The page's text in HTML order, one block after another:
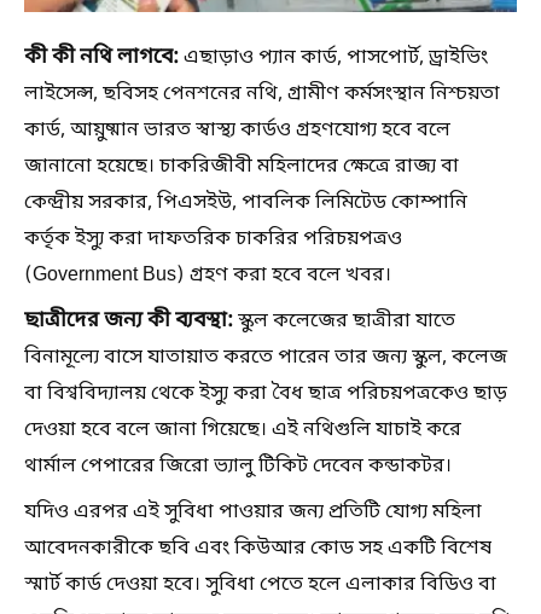
কী কী নথি লাগবে:এছাড়াও প্যান কার্ড, পাসপোর্ট, ড্রাইভিং
লাইসেন্স, ছবিসহ পেনশনের নথি, গ্রামীণ কর্মসংস্থান নিশ্চয়তা
কার্ড, আয়ুষ্মান ভারত স্বাস্থ্য কার্ডও গ্রহণযোগ্য হবে বলে
জানানো হয়েছে। চাকরিজীবী মহিলাদের ক্ষেত্রে রাজ্য বা
কেন্দ্রীয় সরকার, পিএসইউ, পাবলিক লিমিটেড কোম্পানি
কর্তৃক ইস্যু করা দাফতরিক চাকরির পরিচয়পত্রও
(Government Bus) গ্রহণ করা হবে বলে খবর।
ছাত্রীদের জন্য কী ব্যবস্থা:স্কুল কলেজের ছাত্রীরা যাতে
বিনামূল্যে বাসে যাতায়াত করতে পারেন তার জন্য স্কুল, কলেজ
বা বিশ্ববিদ্যালয় থেকে ইস্যু করা বৈধ ছাত্র পরিচয়পত্রকেও ছাড়
দেওয়া হবে বলে জানা গিয়েছে। এই নথিগুলি যাচাই করে
থার্মাল পেপারের জিরো ভ্যালু টিকিট দেবেন কন্ডাকটর।
যদিও এরপর এই সুবিধা পাওয়ার জন্য প্রতিটি যোগ্য মহিলা
আবেদনকারীকে ছবি এবং কিউআর কোড সহ একটি বিশেষ
স্মার্ট কার্ড দেওয়া হবে। সুবিধা পেতে হলে এলাকার বিডিও বা